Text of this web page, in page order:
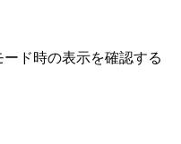
ド時の表示を確認する